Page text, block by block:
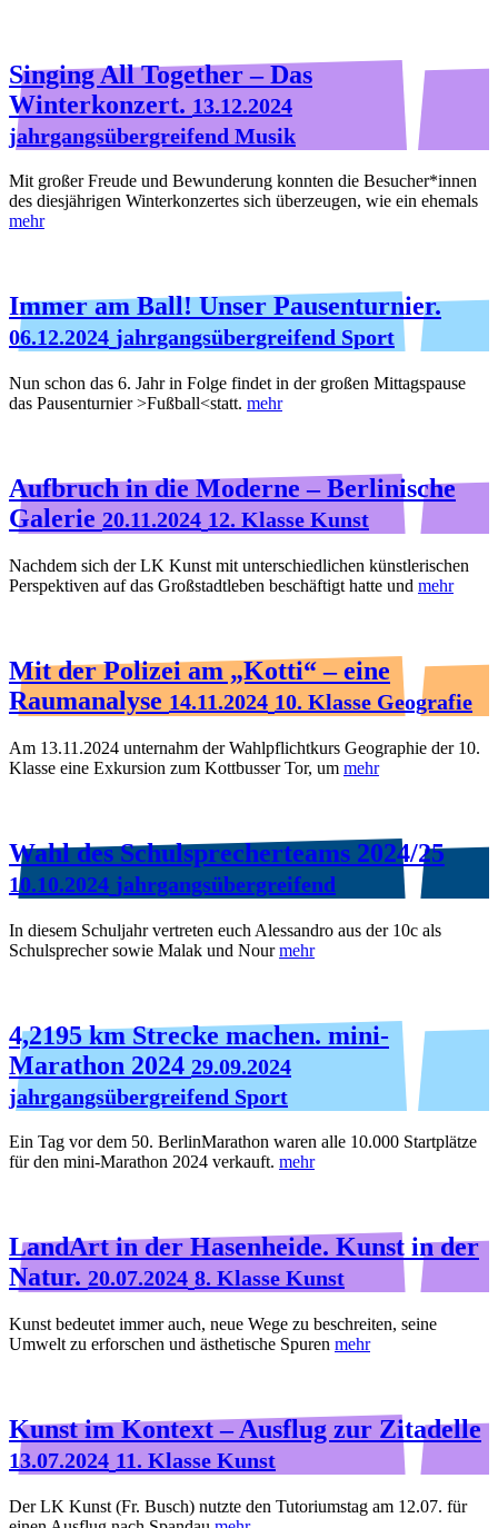
Singing All Together – Das
Winterkonzert. 13.12.2024
jahrgangsübergreifend Musik
Mit großer Freude und Bewunderung konnten die Besucher*innen
des diesjährigen Winterkonzertes sich überzeugen, wie ein ehemals
mehr
Immer am Ball! Unser Pausenturnier.
06.12.2024 jahrgangsübergreifend Sport
Nun schon das 6. Jahr in Folge findet in der großen Mittagspause
das Pausenturnier >Fußball<statt. mehr
Aufbruch in die Moderne – Berlinische
Galerie 20.11.2024 12. Klasse Kunst
Nachdem sich der LK Kunst mit unterschiedlichen künstlerischen
Perspektiven auf das Großstadtleben beschäftigt hatte und mehr
Mit der Polizei am „Kotti“ – eine
Raumanalyse 14.11.2024 10. Klasse Geografie
Am 13.11.2024 unternahm der Wahlpflichtkurs Geographie der 10.
Klasse eine Exkursion zum Kottbusser Tor, um mehr
Wahl des Schulsprecherteams 2024/25
10.10.2024 jahrgangsübergreifend
In diesem Schuljahr vertreten euch Alessandro aus der 10c als
Schulsprecher sowie Malak und Nourmehr
4,2195 km Strecke machen. mini-
Marathon 2024 29.09.2024
jahrgangsübergreifend Sport
Ein Tag vor dem 50. BerlinMarathon waren alle 10.000 Startplätze
für den mini-Marathon 2024 verkauft. mehr
LandArt in der Hasenheide. Kunst in der
Natur. 20.07.2024 8. Klasse Kunst
Kunst bedeutet immer auch, neue Wege zu beschreiten, seine
Umwelt zu erforschen und ästhetische Spuren mehr
Kunst im Kontext – Ausflug zur Zitadelle
13.07.2024 11. Klasse Kunst
Der LK Kunst (Fr. Busch) nutzte den Tutoriumstag am 12.07. für